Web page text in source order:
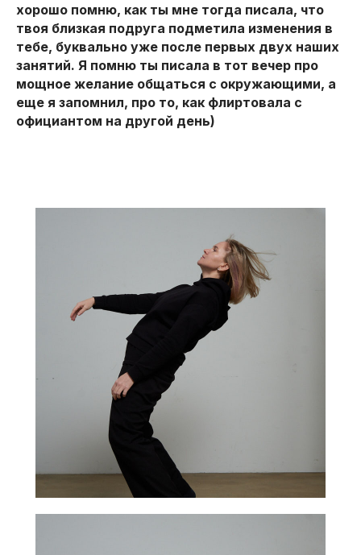
хорошо помню, как ты мне тогда писала, что
твоя близкая подруга подметила изменения в
тебе, буквально уже после первых двух наших
занятий. Я помню ты писала в тот вечер про
мощное желание общаться с окружающими, а
еще я запомнил, про то, как флиртовала с
официантом на другой день)